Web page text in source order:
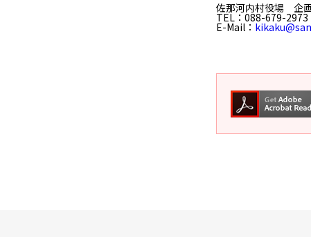
佐那河内村役場 企
TEL ：088-679-2973
E-Mail ：